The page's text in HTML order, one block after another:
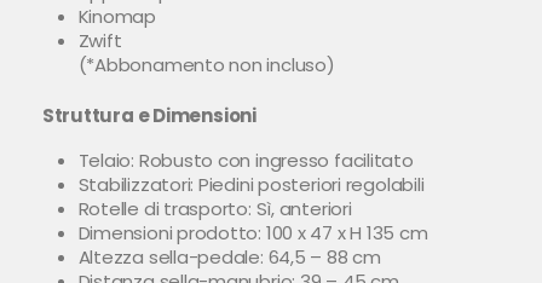
Kinomap
Zwift
(*Abbonamento non incluso)
Struttura e Dimensioni
Telaio: Robusto con ingresso facilitato
Stabilizzatori: Piedini posteriori regolabili
Rotelle di trasporto: Sì, anteriori
Dimensioni prodotto: 100 x 47 x H 135 cm
Altezza sella-pedale: 64,5 – 88 cm